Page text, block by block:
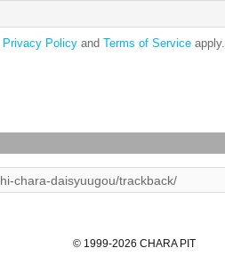
Privacy Policy and Terms of Service apply.
© 1999-2026 CHARA PIT